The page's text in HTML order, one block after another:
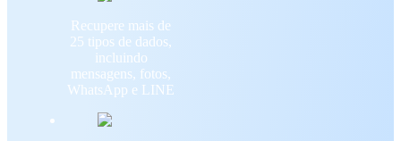
Recupere mais de
25 tipos de dados,
incluindo
mensagens, fotos,
WhatsApp e LINE